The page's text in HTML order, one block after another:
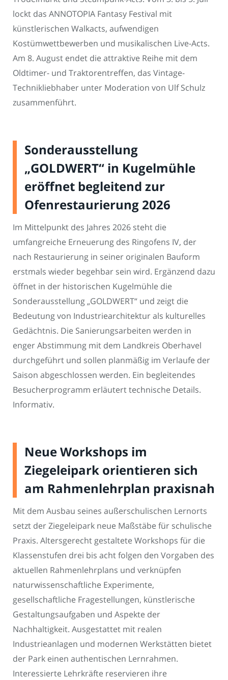
lockt das ANNOTOPIA Fantasy Festival mit
künstlerischen Walkacts, aufwendigen
Kostümwettbewerben und musikalischen Live-Acts.
Am 8. August endet die attraktive Reihe mit dem
Oldtimer- und Traktorentreffen, das Vintage-
Technikliebhaber unter Moderation von Ulf Schulz
zusammenführt.
Sonderausstellung
„GOLDWERT“ in Kugelmühle
eröffnet begleitend zur
Ofenrestaurierung 2026
Im Mittelpunkt des Jahres 2026 steht die
umfangreiche Erneuerung des Ringofens IV, der
nach Restaurierung in seiner originalen Bauform
erstmals wieder begehbar sein wird. Ergänzend dazu
öffnet in der historischen Kugelmühle die
Sonderausstellung „GOLDWERT“ und zeigt die
Bedeutung von Industriearchitektur als kulturelles
Gedächtnis. Die Sanierungsarbeiten werden in
enger Abstimmung mit dem Landkreis Oberhavel
durchgeführt und sollen planmäßig im Verlaufe der
Saison abgeschlossen werden. Ein begleitendes
Besucherprogramm erläutert technische Details.
Informativ.
Neue Workshops im
Ziegeleipark orientieren sich
am Rahmenlehrplan praxisnah
Mit dem Ausbau seines außerschulischen Lernorts
setzt der Ziegeleipark neue Maßstäbe für schulische
Praxis. Altersgerecht gestaltete Workshops für die
Klassenstufen drei bis acht folgen den Vorgaben des
aktuellen Rahmenlehrplans und verknüpfen
naturwissenschaftliche Experimente,
gesellschaftliche Fragestellungen, künstlerische
Gestaltungsaufgaben und Aspekte der
Nachhaltigkeit. Ausgestattet mit realen
Industrieanlagen und modernen Werkstätten bietet
der Park einen authentischen Lernrahmen.
Interessierte Lehrkräfte reservieren ihre